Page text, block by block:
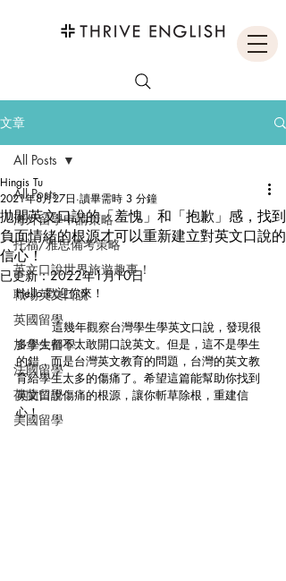
文章
All Posts
海外留學申請策略
托福/雅思備考策略
英文口說世界旅遊趣事！
職場英文口說
英國留學
加拿大留學
法國留學
荷蘭留學
美國留學
All Posts
拋開英文口說的「羞愧」和「抱歉」感，找到
負面情緒的根源才可以重新建立對英文口說的
信心！
Hingis Tu
2021年8月27日 讀畢需時 3 分鐘
已更新：2022年1月10日
Hello 歡迎你來！
	這幾年觀察台灣學生學英文口說，發現很
多學生都不太敢開口說英文。但是，這不是學生
的錯，而是台灣英文教育的問題，台灣的英文教
育給學生太多的傷痛了。希望這篇能幫助你找到
英文口說傷痛的根源，讓你斬草除根，重建信
心！